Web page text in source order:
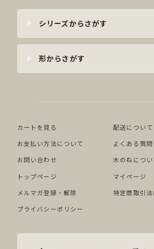
シリーズからさがす
形からさがす
カートを見る
配送について
お支払い方法について
よくある質問
お問い合わせ
木のねについ
トップページ
マイページ
メルマガ登録・解除
特定商取引
プライバシーポリシー